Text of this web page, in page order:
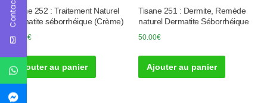
Tisane 252 : Traitement Naturel
Dermatite séborrhéique (Crème)
45.00€
Ajouter au panier
Tisane 251 : Dermite, Remède
naturel Dermatite Séborrhéique
50.00€
Ajouter au panier